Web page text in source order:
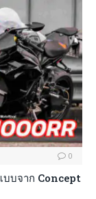
0
บบจาก Concept